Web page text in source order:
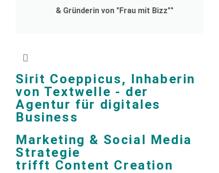
& Gründerin von "Frau mit Bizz""
Sirit Coeppicus, Inhaberin
von Textwelle - der
Agentur für digitales
Business
Marketing & Social Media
Strategie
trifft Content Creation